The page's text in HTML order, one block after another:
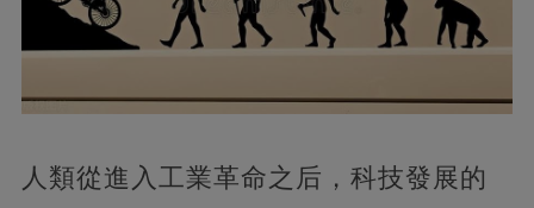
人類從進入工業革命之后，科技發展的